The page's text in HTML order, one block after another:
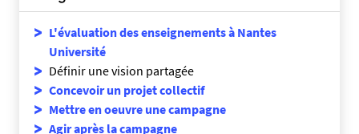
L'évaluation des enseignements à Nantes
Université
Définir une vision partagée
Concevoir un projet collectif
Mettre en oeuvre une campagne
Agir après la campagne